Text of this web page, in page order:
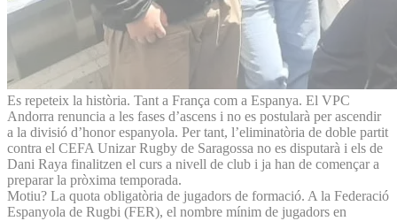
Es repeteix la història. Tant a França com a Espanya. El VPC
Andorra renuncia a les fases d’ascens i no es postularà per ascendir
a la divisió d’honor espanyola. Per tant, l’eliminatòria de doble partit
contra el CEFA Unizar Rugby de Saragossa no es disputarà i els de
Dani Raya finalitzen el curs a nivell de club i ja han de començar a
preparar la pròxima temporada.
Motiu? La quota obligatòria de jugadors de formació. A la Federació
Espanyola de Rugbi (FER), el nombre mínim de jugadors en